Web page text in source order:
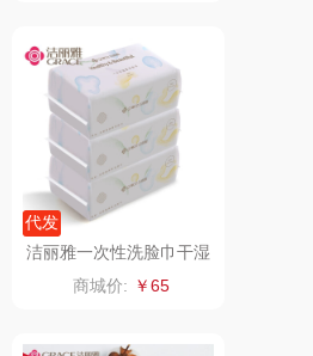
代发
洁丽雅一次性洗脸巾干湿
两用便携面巾80抽3包
商城价: ￥65